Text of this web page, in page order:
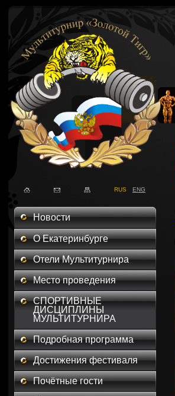
RUS ENG
Новости
О Екатеринбурге
Отели Мультитурнира
Место проведения
СПОРТИВНЫЕ
ДИСЦИПЛИНЫ
МУЛЬТИТУРНИРА
Подробная программа
Достижения фестиваля
Почётные гости